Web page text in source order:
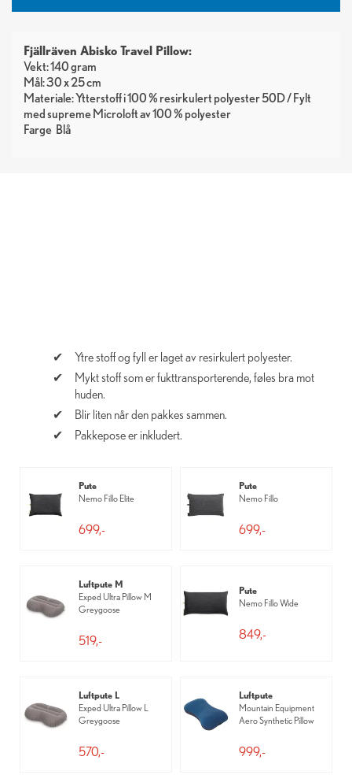
Fjällräven Abisko Travel Pillow:
Vekt: 140 gram
Mål: 30 x 25 cm
Materiale: Ytterstoff i 100 % resirkulert polyester 50D / Fylt
med supreme Microloft av 100 % polyester
Farge Blå
Ytre stoff og fyll er laget av resirkulert polyester.
Mykt stoff som er fukttransporterende, føles bra mot
huden.
Blir liten når den pakkes sammen.
Pakkepose er inkludert.
Pute
Nemo Fillo Elite
699,-
Pute
Nemo Fillo
699,-
Luftpute M
Exped Ultra Pillow M
Greygoose
519,-
Pute
Nemo Fillo Wide
849,-
Luftpute L
Exped Ultra Pillow L
Greygoose
570,-
Luftpute
Mountain Equipment
Aero Synthetic Pillow
999,-